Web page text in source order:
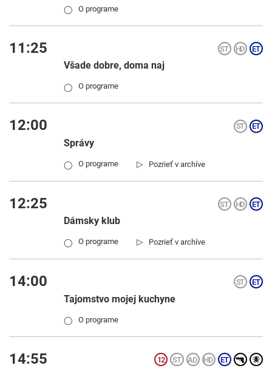
◯ O programe
11:25
Všade dobre, doma naj
◯ O programe
12:00
Správy
▷ Pozrieť v archíve
◯ O programe
12:25
Dámsky klub
▷ Pozrieť v archíve
◯ O programe
14:00
Tajomstvo mojej kuchyne
◯ O programe
14:55